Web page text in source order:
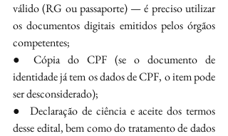
válido (RG ou passaporte) — é preciso utilizar
os documentos digitais emitidos pelos órgãos
competentes;
● Cópia do CPF (se o documento de
identidade já tem os dados de CPF, o item pode
ser desconsiderado);
●  Declaração de ciência e aceite dos termos
desse edital, bem como do tratamento de dados